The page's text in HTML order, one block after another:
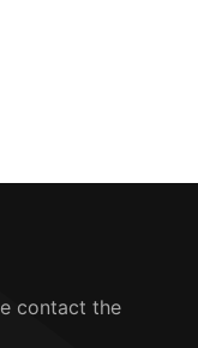
contact the